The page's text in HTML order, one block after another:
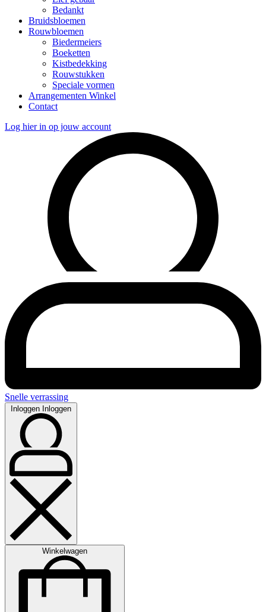
Bedankt
Bruidsbloemen
Rouwbloemen
Biedermeiers
Boeketten
Kistbedekking
Rouwstukken
Speciale vormen
Arrangementen Winkel
Contact
Log hier in op jouw account
Snelle verrassing
Inloggen Inloggen
Winkelwagen